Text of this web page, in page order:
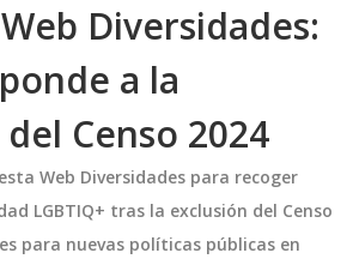
Diversidades:
a la
Censo 2024
Web Diversidades para recoger
LGBTIQ+ tras la exclusión del Censo
para nuevas políticas públicas en